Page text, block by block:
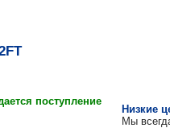
поступление
Низкие
Мы